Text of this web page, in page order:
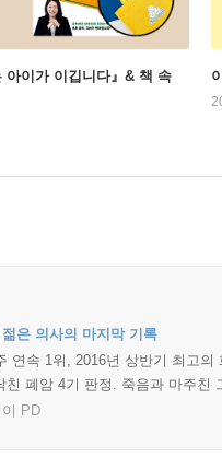
아이가 이깁니다』& 책 속
은 의사의 마지막 기록
연속 1위, 2016년 상반기 최고
친 폐암 4기 판정. 죽음과 마주친
이 PD